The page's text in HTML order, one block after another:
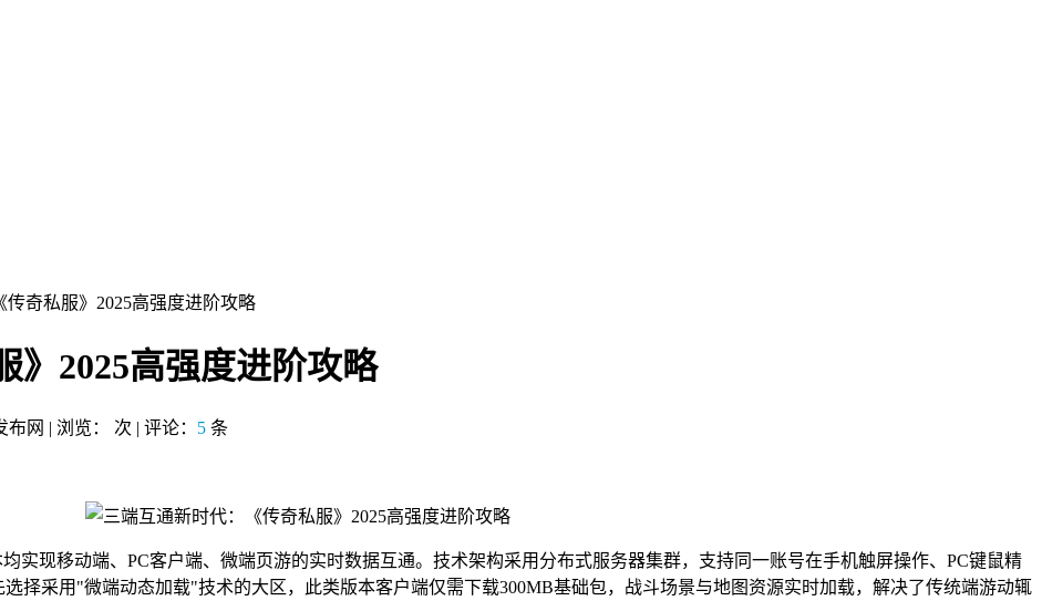
奇私服》2025高强度进阶攻略
》2025高强度进阶攻略
网 | 浏览： 次 | 评论： 5 条
实现移动端、PC客户端、微端页游的实时数据互通。技术架构采用分布式服务器集群，支持同一账号在手机触屏操作、PC键鼠精
择采用"微端动态加载"技术的大区，此类版本客户端仅需下载300MB基础包，战斗场景与地图资源实时加载，解决了传统端游动辄